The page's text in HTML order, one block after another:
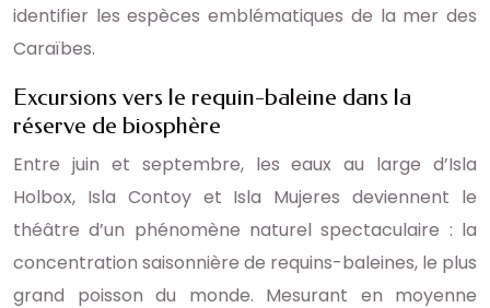
identifier les espèces emblématiques de la mer des
Caraïbes.
Excursions vers le requin-baleine dans la
réserve de biosphère
Entre juin et septembre, les eaux au large d’Isla
Holbox, Isla Contoy et Isla Mujeres deviennent le
théâtre d’un phénomène naturel spectaculaire : la
concentration saisonnière de requins-baleines, le plus
grand poisson du monde. Mesurant en moyenne